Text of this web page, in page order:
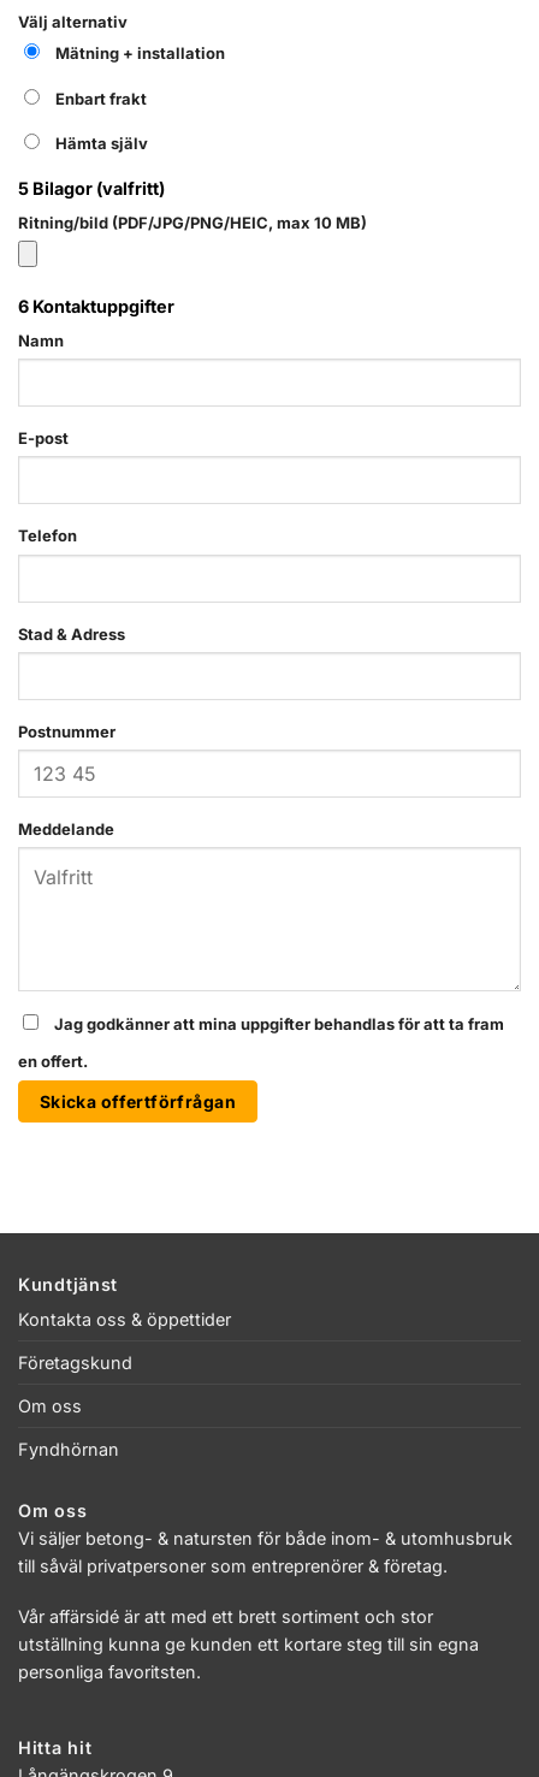
Välj alternativ
Mätning + installation
Enbart frakt
Hämta själv
5 Bilagor (valfritt)
Ritning/bild (PDF/JPG/PNG/HEIC, max 10 MB)
6 Kontaktuppgifter
Namn
E-post
Telefon
Stad & Adress
Postnummer
Meddelande
Jag godkänner att mina uppgifter behandlas för att ta fram
en offert.
Skicka offertförfrågan
Kundtjänst
Kontakta oss & öppettider
Företagskund
Om oss
Fyndhörnan
Om oss
Vi säljer betong- & natursten för både inom- & utomhusbruk
till såväl privatpersoner som entreprenörer & företag.
Vår affärsidé är att med ett brett sortiment och stor
utställning kunna ge kunden ett kortare steg till sin egna
personliga favoritsten.
Hitta hit